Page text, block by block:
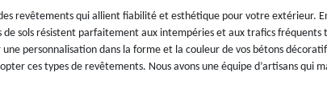
revêtements qui allient fiabilité et esthétique pour votre extérieur.
de sols résistent parfaitement aux intempéries et aux trafics
personnalisation dans la forme et la couleur de vos bétons
ces types de revêtements. Nous avons une équipe d’artisans